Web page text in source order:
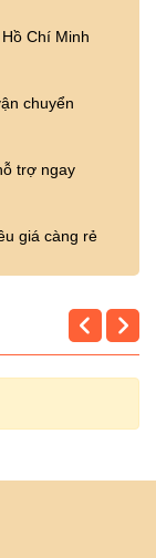
Chí Minh
chuyển
trợ ngay
giá càng rẻ